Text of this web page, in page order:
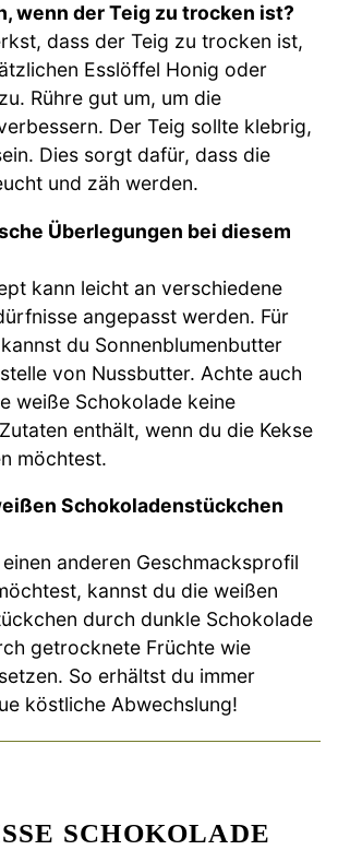
wenn der Teig zu trocken ist?
dass der Teig zu trocken ist,
Esslöffel Honig oder
Rühre gut um, um die
Der Teig sollte klebrig,
Dies sorgt dafür, dass die
und zäh werden.
Überlegungen bei diesem
kann leicht an verschiedene
angepasst werden. Für
du Sonnenblumenbutter
von Nussbutter. Achte auch
weiße Schokolade keine
enthält, wenn du die Kekse
möchtest.
Schokoladenstückchen
anderen Geschmacksprofil
kannst du die weißen
durch dunkle Schokolade
getrocknete Früchte wie
So erhältst du immer
köstliche Abwechslung!
SCHOKOLADE Z